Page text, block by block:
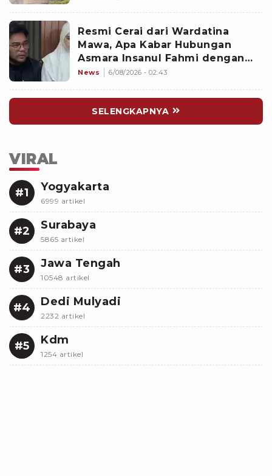
Resmi Cerai dari Wardatina
Mawa, Apa Kabar Hubungan
Asmara Insanul Fahmi dengan
Inara Rusli?
News 6/08/2026 - 02:43
SELENGKAPNYA
VIRAL
#1 Yogyakarta
6999 artikel
#2 Surabaya
5865 artikel
#3 Jawa Tengah
10548 artikel
#4 Dedi Mulyadi
2232 artikel
#5 Kdm
1254 artikel